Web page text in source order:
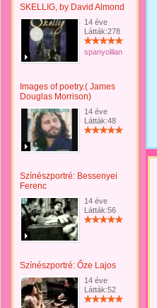
SKELLIG, by David Almond
14 éve
Látták:278
spanyolilan
Images of poetry.( James
Douglas Morrison)
14 éve
Látták:48
Színészportré: Bessenyei
Ferenc
14 éve
Látták:56
Színészportré: Őze Lajos
14 éve
Látták:52